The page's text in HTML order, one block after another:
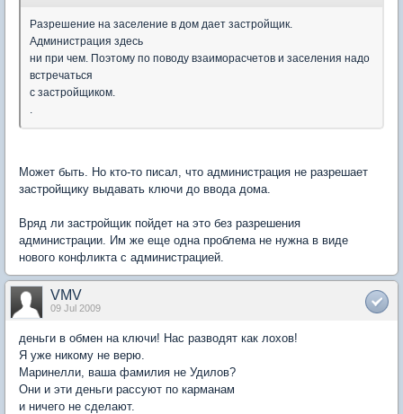
Разрешение на заселение в дом дает застройщик.
Администрация здесь
ни при чем. Поэтому по поводу взаиморасчетов и заселения надо
встречаться
с застройщиком.
.
Может быть. Но кто-то писал, что администрация не разрешает
застройщику выдавать ключи до ввода дома.
Вряд ли застройщик пойдет на это без разрешения
администрации. Им же еще одна проблема не нужна в виде
нового конфликта с администрацией.
VMV
09 Jul 2009
деньги в обмен на ключи! Нас разводят как лохов!
Я уже никому не верю.
Маринелли, ваша фамилия не Удилов?
Они и эти деньги рассуют по карманам
и ничего не сделают.